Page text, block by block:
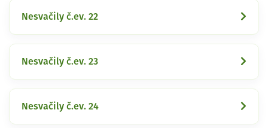
Nesvačily č.ev. 22
Nesvačily č.ev. 23
Nesvačily č.ev. 24